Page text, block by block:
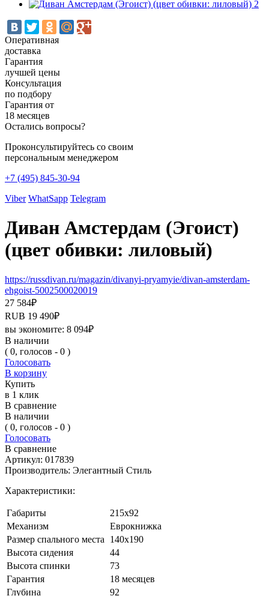
Оперативная
доставка
Гарантия
лучшей цены
Консультация
по подбору
Гарантия от
18 месяцев
Остались вопросы?
Проконсультируйтесь со своим
персональным менеджером
+7 (495) 845-30-94
Viber WhatSapp Telegram
Диван Амстердам (Эгоист)
(цвет обивки: лиловый)
https://russdivan.ru/magazin/divanyi-pryamyie/divan-amsterdam-
ehgoist-5002500020019
27 584₽
RUB 19 490₽
вы экономите: 8 094₽
В наличии
( 0, голосов - 0 )
Голосовать
В корзину
Купить
в 1 клик
В сравнение
В наличии
( 0, голосов - 0 )
Голосовать
В сравнение
Артикул: 017839
Производитель: Элегантный Стиль
Характеристики:
Габариты
215x92
Механизм
Еврокнижка
Размер спального места
140x190
Высота сидения
44
Высота спинки
73
Гарантия
18 месяцев
Глубина
92